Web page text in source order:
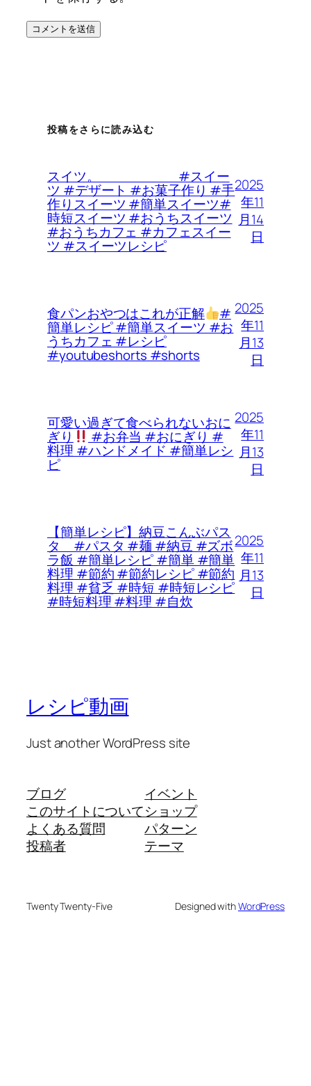
投稿をさらに読み込む
スイツ。 #スイー
ツ #デザート #お菓子作り #手
作りスイーツ #簡単スイーツ#
時短スイーツ #おうちスイーツ
#おうちカフェ #カフェスイー
ツ #スイーツレシピ
2025
年11
月14
日
食パンおやつはこれが正解 #
簡単レシピ #簡単スイーツ #お
うちカフェ #レシピ
#youtubeshorts #shorts
2025
年11
月13
日
可愛い過ぎて食べられないおに
ぎり #お弁当 #おにぎり #
料理 #ハンドメイド #簡単レシ
ピ
2025
年11
月13
日
【簡単レシピ】納豆こんぶパス
タ #パスタ #麺 #納豆 #ズボ
ラ飯 #簡単レシピ #簡単 #簡単
料理 #節約 #節約レシピ #節約
料理 #貧乏 #時短 #時短レシピ
#時短料理 #料理 #自炊
2025
年11
月13
日
レシピ動画
Just another WordPress site
ブログ
このサイトについて
よくある質問
投稿者
イベント
ショップ
パターン
テーマ
Twenty Twenty-Five Designed withWordPress